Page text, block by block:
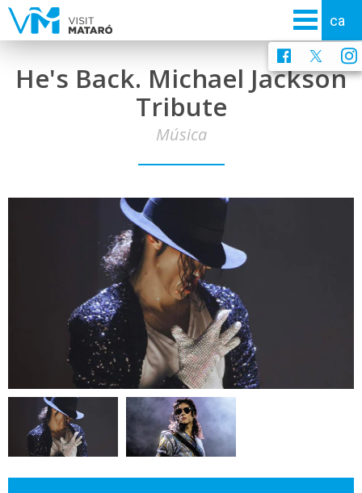
He's Back. Michael Jackson
Tribute
Música